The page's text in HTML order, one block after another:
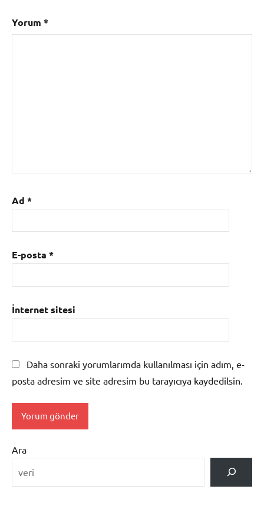
Yorum *
Ad *
E-posta *
İnternet sitesi
Daha sonraki yorumlarımda kullanılması için adım, e-
posta adresim ve site adresim bu tarayıcıya kaydedilsin.
Ara